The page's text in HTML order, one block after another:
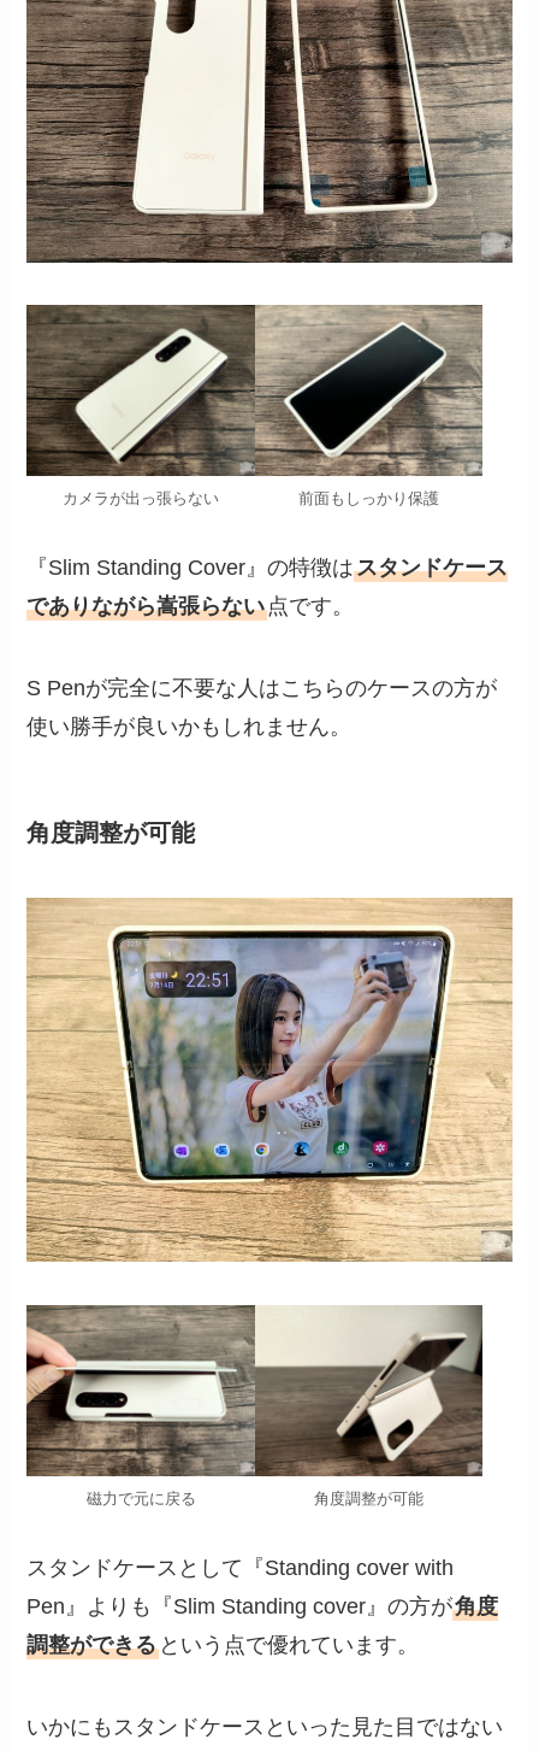
カメラが出っ張らない 前面もしっかり保護
『Slim Standing Cover』の特徴はスタンドケース
でありながら嵩張らない点です。
S Penが完全に不要な人はこちらのケースの方が
使い勝手が良いかもしれません。
角度調整が可能
磁力で元に戻る 角度調整が可能
スタンドケースとして『Standing cover with
Pen』よりも『Slim Standing cover』の方が角度
調整ができる という点で優れています。
いかにもスタンドケースといった見た目ではない